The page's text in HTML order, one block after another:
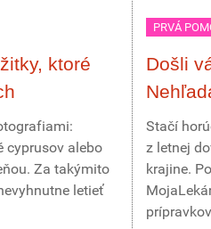
ktoré
cyprusov alebo
Za takýmito
letieť
PRVÁ
Došli
Stačí
z letnej
krajine.